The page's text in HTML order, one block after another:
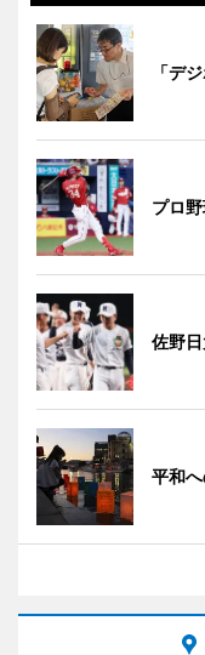
「デ
プロ
佐野
平和